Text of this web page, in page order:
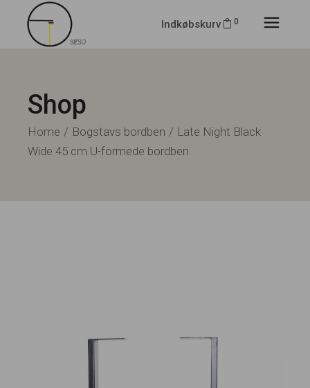
Indkøbskurv 0
Shop
Home Bogstavs bordben
Late Night Black
Wide 45 cm U-formede bordben